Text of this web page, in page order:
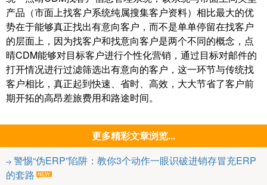
产品（市面上找客户系统纯属搜集客户资料）相比最大的优
势在于能够真正找出有意向客户，而不是单单停留在找客户
的层面上，因为找客户和找意向客户是两个不同的概念，点
晴CDM能够对目标客户进行个性化营销，通过目标对邮件的
打开情况进行过滤筛选出有意向的客户，这一环节与传统找
客户相比，真正起到快速、省时、高效，大大节省了客户前
期开拓的高昂差旅费用和路途时间。
更多精彩文章浏览...
警惕“伪ERP”陷阱：教你3个动作一眼识破进销存冒充ERP
的套路